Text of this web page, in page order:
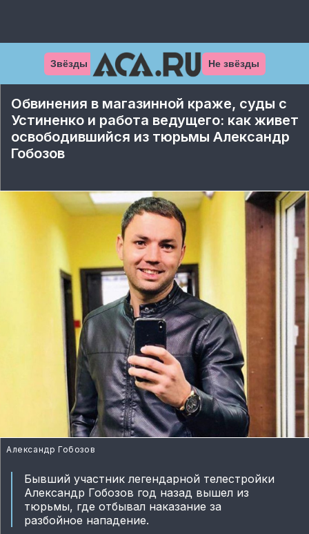
Звёзды Не звёзды
Обвинения в магазинной краже, суды с
Устиненко и работа ведущего: как живет
освободившийся из тюрьмы Александр
Гобозов
Александр Гобозов
Бывший участник легендарной телестройки
Александр Гобозов год назад вышел из
тюрьмы, где отбывал наказание за
разбойное нападение.